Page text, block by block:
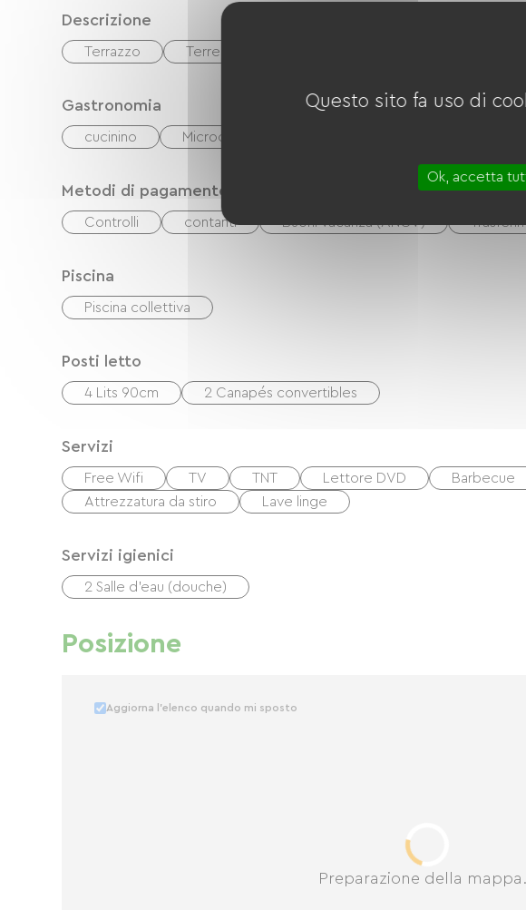
Descrizione
Terrazzo Terreno privato recintato
Gastronomia
cucinino Microonde
Metodi di pagamento
Controlli contanti Buoni vacanza (ANCV)
Piscina
Piscina collettiva
Posti letto
4 Lits 90cm 2 Canapés convertibles
Servizi
Free Wifi TV TNT Lettore DVD Barbecue
Attrezzatura da stiro
Lave linge
Servizi igienici
2 Salle d'eau (douche)
Posizione
Preparazione della
Aggiorna l'elenco quando mi sposto
Questo sito fa uso di
Ok, accetta